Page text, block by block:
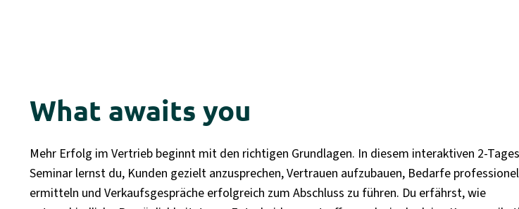
What awaits you
Mehr Erfolg im Vertrieb beginnt mit den richtigen Grundlagen. In diesem interaktiven 2-
Seminar lernst du, Kunden gezielt anzusprechen, Vertrauen aufzubauen, Bedarfe
ermitteln und Verkaufsgespräche erfolgreich zum Abschluss zu führen. Du erfährst, wie